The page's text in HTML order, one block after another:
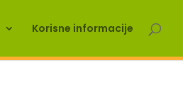
Korisne informacije